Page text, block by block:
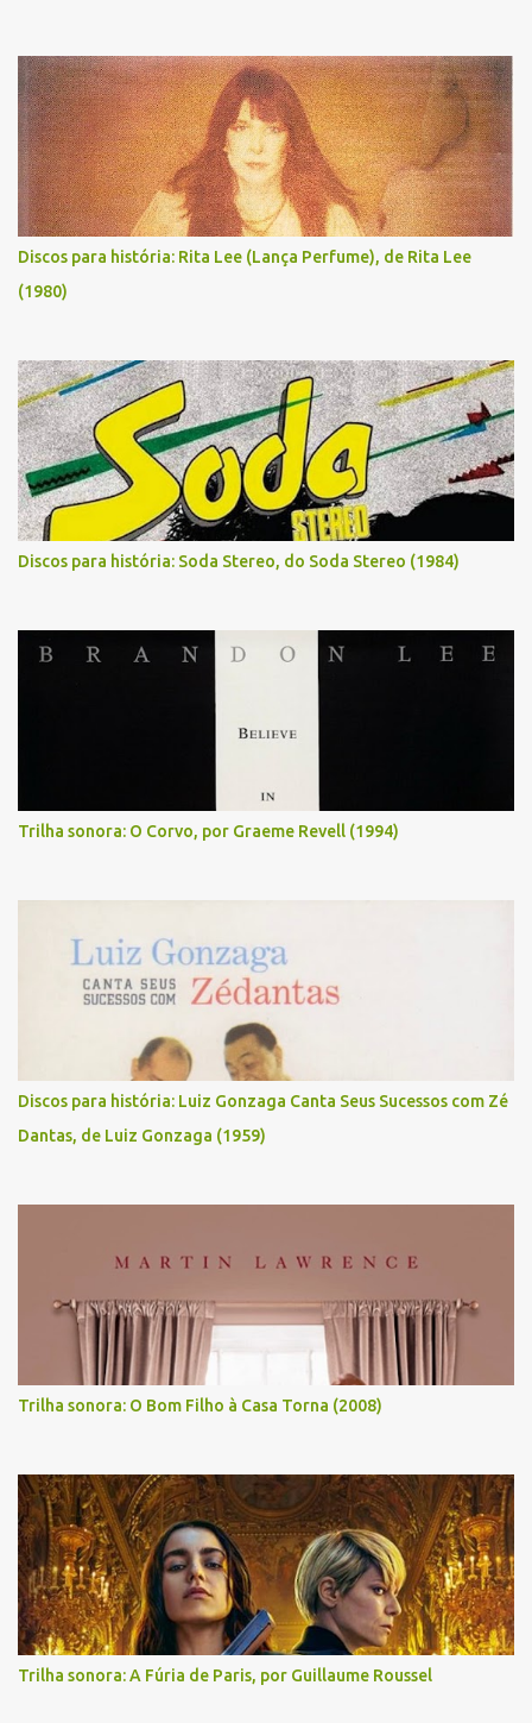
Discos para história: Rita Lee (Lança Perfume), de Rita Lee
(1980)
Discos para história: Soda Stereo, do Soda Stereo (1984)
Trilha sonora: O Corvo, por Graeme Revell (1994)
Discos para história: Luiz Gonzaga Canta Seus Sucessos com Zé
Dantas, de Luiz Gonzaga (1959)
Trilha sonora: O Bom Filho à Casa Torna (2008)
Trilha sonora: A Fúria de Paris, por Guillaume Roussel